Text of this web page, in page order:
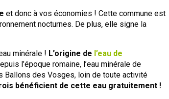
et donc à vos économies ! Cette commune est
nocturnes. De plus, elle signe la
minérale ! L’origine de l’eau de
l’époque romaine, l’eau minérale de
Ballons des Vosges, loin de toute activité
bénéficient de cette eau gratuitement !